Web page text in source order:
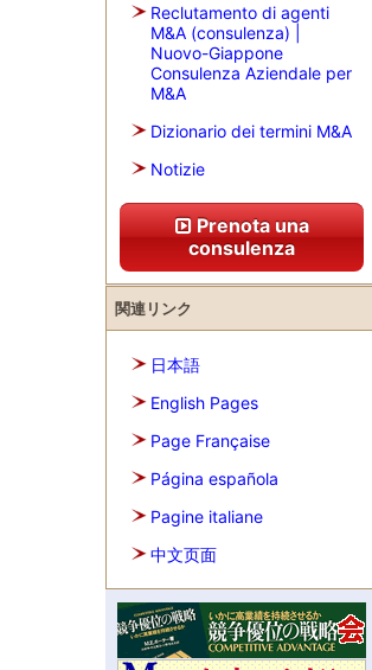
Reclutamento di agenti
M&A (consulenza) |
Nuovo-Giappone
Consulenza Aziendale per
M&A
Dizionario dei termini M&A
Notizie
Prenota una
consulenza
関連リンク
日本語
English Pages
Page Française
Página española
Pagine italiane
中文页面